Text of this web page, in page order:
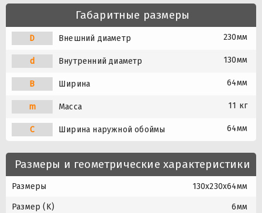
Габаритные размеры
D Внешний диаметр 230мм
d Внутренний диаметр 130мм
B Ширина 64мм
m Масса 11 кг
C Ширина наружной обоймы 64мм
Размеры и геометрические характеристики
Размеры 130x230x64мм
Размер (K) 6мм